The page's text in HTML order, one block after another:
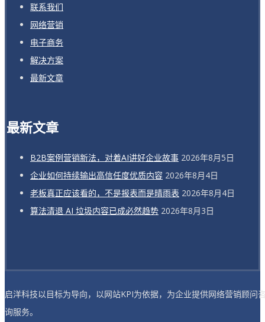
联系我们
网络营销
电子商务
解决方案
最新文章
最新文章
B2B案例营销新法，对着AI讲好企业故事 2026年8月5日
企业如何持续输出高信任度优质内容 2026年8月4日
老板真正应该看的，不是报表而是晴雨表 2026年8月4日
算法清退 AI 垃圾内容已成必然趋势 2026年8月3日
启洋科技以目标为导向，以网站KPI为依据，为企业提供网络营销顾问
询服务。